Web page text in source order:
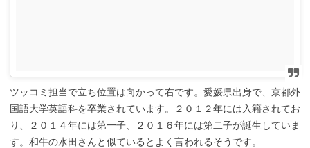
ツッコミ担当で立ち位置は向かって右です。愛媛県出身で、京都外
国語大学英語科を卒業されています。２０１２年には入籍されてお
り、２０１４年には第一子、２０１６年には第二子が誕生していま
す。和牛の水田さんと似ているとよく言われるそうです。